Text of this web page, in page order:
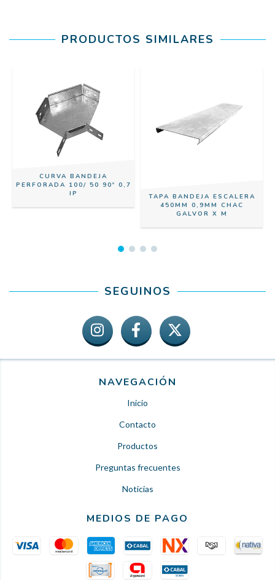
PRODUCTOS SIMILARES
CURVA BANDEJA
PERFORADA 100/ 50 90º 0,7
IP
TAPA BANDEJA ESCALERA
450MM 0,9MM CHAC
GALVOR X M
SEGUINOS
NAVEGACIÓN
Inicio
Contacto
Productos
Preguntas frecuentes
Noticias
MEDIOS DE PAGO